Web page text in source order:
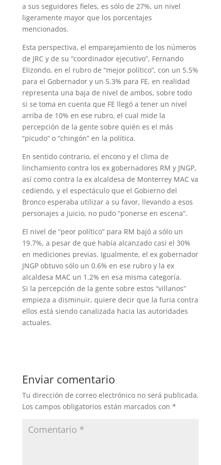
a sus seguidores fieles, es sólo de 27%, un nivel
ligeramente mayor que los porcentajes
mencionados.
Esta perspectiva, el emparejamiento de los números
de JRC y de su “coordinador ejecutivo”, Fernando
Elizondo, en el rubro de “mejor político”, con un 5.5%
para el Gobernador y un 5.3% para FE, en realidad
representa una baja de nivel de ambos, sobre todo
si se toma en cuenta que FE llegó a tener un nivel
arriba de 10% en ese rubro, el cual mide la
percepción de la gente sobre quién es el más
“picudo” o “chingón” en la política.
En sentido contrario, el encono y el clima de
linchamiento contra los ex gobernadores RM y JNGP,
así como contra la ex alcaldesa de Monterrey MAC va
cediendo, y el espectáculo que el Gobierno del
Bronco esperaba utilizar a su favor, llevando a esos
personajes a juicio, no pudo “ponerse en escena”.
El nivel de “peor político” para RM bajó a sólo un
19.7%, a pesar de que había alcanzado casi el 30%
en mediciones previas. Igualmente, el ex gobernador
JNGP obtuvo sólo un 0.6% en ese rubro y la ex
alcaldesa MAC un 1.2% en esa misma categoría.
Si la percepción de la gente sobre estos “villanos”
empieza a disminuir, quiere decir que la furia contra
ellos está siendo canalizada hacia las autoridades
actuales.
Enviar comentario
Tu dirección de correo electrónico no será publicada.
Los campos obligatorios están marcados con *